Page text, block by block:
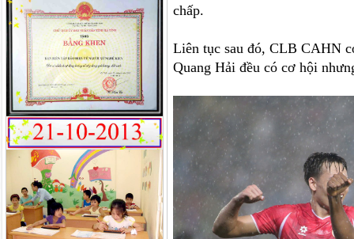
chấp.
Liên tục sau đó, CLB CAHN
Quang Hải đều có cơ hội